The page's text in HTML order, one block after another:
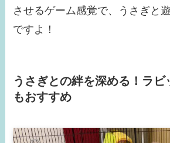
させるゲーム感覚で、うさぎと
ですよ！
うさぎとの絆を深める！ラ
もおすすめ